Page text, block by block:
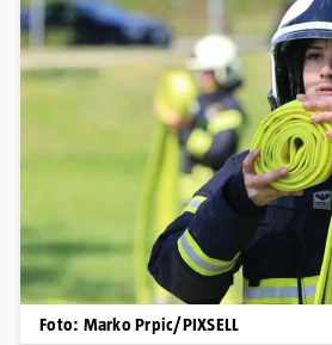
Foto: Marko Prpic/PIXSELL